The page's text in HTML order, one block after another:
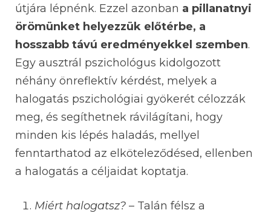
útjára lépnénk. Ezzel azonban a pillanatnyi
örömünket helyezzük előtérbe, a
hosszabb távú eredményekkel szemben.
Egy ausztrál pszichológus kidolgozott
néhány önreflektív kérdést, melyek a
halogatás pszichológiai gyökerét célozzák
meg, és segíthetnek rávilágítani, hogy
minden kis lépés haladás, mellyel
fenntarthatod az elköteleződésed, ellenben
a halogatás a céljaidat koptatja.
Miért halogatsz? – Talán félsz a